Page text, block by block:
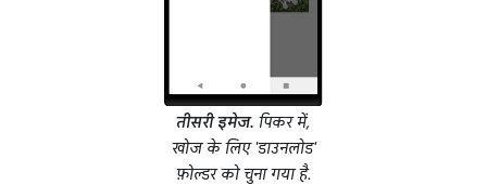
तीसरी इमेज. पिकर में,
खोज के लिए 'डाउनलोड'
फ़ोल्डर को चुना गया है.